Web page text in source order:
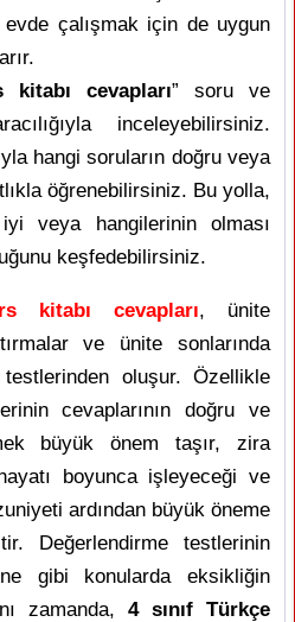
çalışmak için de uygun
cevapları” soru ve
inceleyebilirsiniz.
hangi soruların doğru veya
öğrenebilirsiniz. Bu yolla,
veya hangilerinin olması
keşfedebilirsiniz.
kitabı cevapları, ünite
ve ünite sonlarında
oluşur. Özellikle
cevaplarının doğru ve
büyük önem taşır, zira
boyunca işleyeceği ve
ardından büyük öneme
Değerlendirme testlerinin
gibi konularda eksikliğin
zamanda, 4 sınıf Türkçe